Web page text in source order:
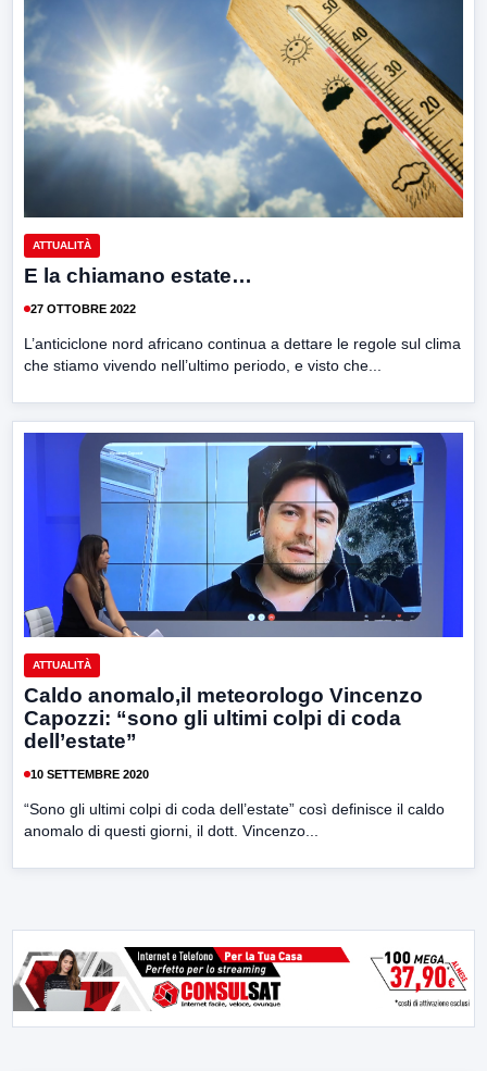
ATTUALITÀ
E la chiamano estate…
27 OTTOBRE 2022
L’anticiclone nord africano continua a dettare le regole sul clima
che stiamo vivendo nell’ultimo periodo, e visto che...
ATTUALITÀ
Caldo anomalo,il meteorologo Vincenzo
Capozzi: “sono gli ultimi colpi di coda
dell’estate”
10 SETTEMBRE 2020
“Sono gli ultimi colpi di coda dell’estate” così definisce il caldo
anomalo di questi giorni, il dott. Vincenzo...